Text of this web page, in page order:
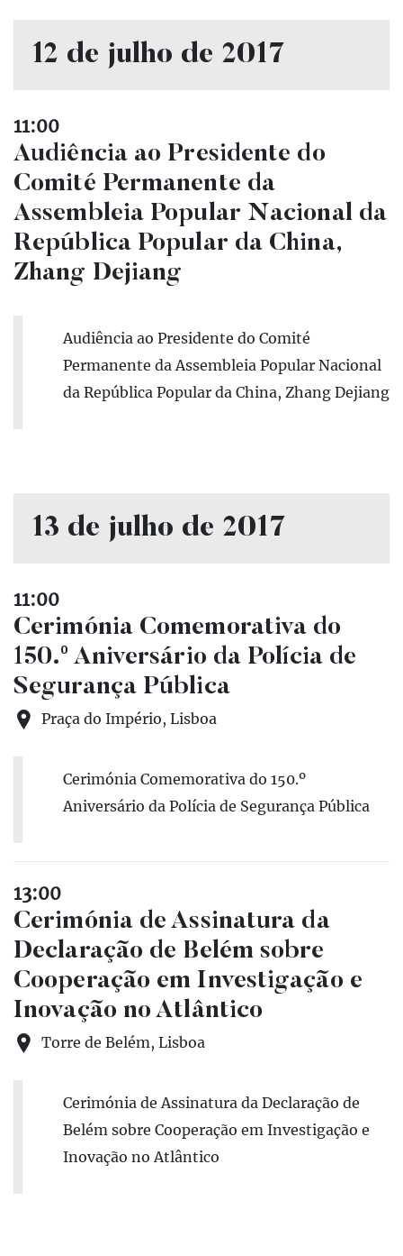
12 de julho de 2017
11:00
Audiência ao Presidente do
Comité Permanente da
Assembleia Popular Nacional da
República Popular da China,
Zhang Dejiang
Audiência ao Presidente do Comité
Permanente da Assembleia Popular Nacional
da República Popular da China, Zhang Dejiang
13 de julho de 2017
11:00
Cerimónia Comemorativa do
150.º Aniversário da Polícia de
Segurança Pública
Praça do Império, Lisboa
Cerimónia Comemorativa do 150.º
Aniversário da Polícia de Segurança Pública
13:00
Cerimónia de Assinatura da
Declaração de Belém sobre
Cooperação em Investigação e
Inovação no Atlântico
Torre de Belém, Lisboa
Cerimónia de Assinatura da Declaração de
Belém sobre Cooperação em Investigação e
Inovação no Atlântico